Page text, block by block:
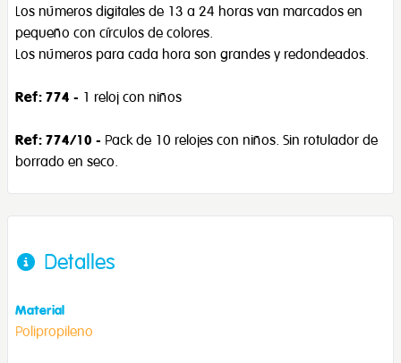
Los números digitales de 13 a 24 horas van marcados en
pequeño con círculos de colores.
Los números para cada hora son grandes y redondeados.
Ref: 774 - 1 reloj con niños
Ref: 774/10 - Pack de 10 relojes con niños. Sin rotulador de
borrado en seco.
Detalles
Material
Polipropileno